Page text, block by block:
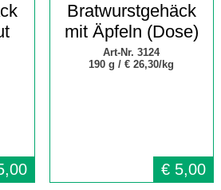
Bratwurstgehäck
mit Äpfeln (Dose)
Art-Nr. 3124
190 g /€ 26,30/kg
€ 5,00